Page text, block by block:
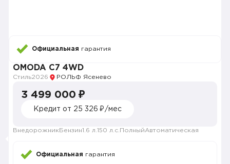
Официальная гарантия
OMODA C7 4WD
Стиль2026 РОЛЬФ Ясенево
3 499 000 ₽
Кредит от 25 326 ₽/мес
Внедорожник Бензин1.6 л. 150 л.с. ПолныйАвтоматическая
Официальная гарантия